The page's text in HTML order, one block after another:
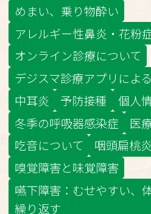
めまい、乗り物酔い
アレルギー性鼻炎・花粉
オンライン診療について
デジスマ診療アプリによ
中耳炎
予防接種
個人
冬季の呼吸器感染症
医
吃音について
咽頭扁桃
嗅覚障害と味覚障害
嚥下障害：むせやすい、
繰り返す